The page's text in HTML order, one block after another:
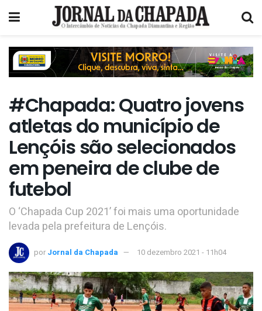
#Chapada: Quatro jovens
atletas do município de
Lençóis são selecionados
em peneira de clube de
futebol
O ‘Chapada Cup 2021’ foi mais uma oportunidade
levada pela prefeitura de Lençóis.
por Jornal da Chapada 10 dezembro 2021 - 11h04